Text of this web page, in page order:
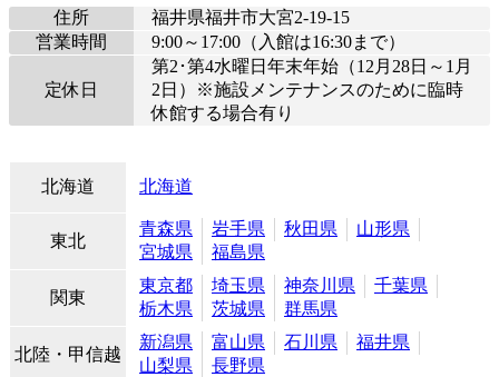
住所
福井県福井市大宮2-19-15
営業時間
9:00～17:00（入館は16:30まで）
定休日
第2･第4水曜日年末年始（12月28日～1月
2日）※施設メンテナンスのために臨時
休館する場合有り
北海道 北海道
東北
青森県 岩手県 秋田県
山形県
宮城県
福島県
関東
東京都 埼玉県 神奈川県
千葉県
栃木県
茨城県 群馬県
北陸・甲信越
新潟県 富山県 石川県
福井県
山梨県
長野県